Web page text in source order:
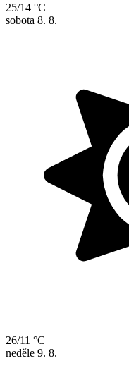
25/14 °C
sobota 8. 8.
26/11 °C
neděle 9. 8.